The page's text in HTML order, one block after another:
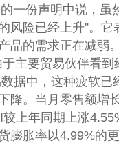
一份声明中说，虽
风险已经上升”。
品的需求正在减弱
主要贸易伙伴看到
据中，这种疲软
降。当月零售额增
上年同期上涨
膨胀率以4.99%的